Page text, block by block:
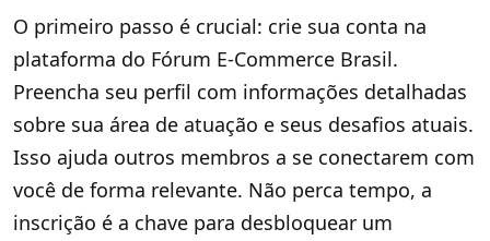
O primeiro passo é crucial: crie sua conta na
plataforma do Fórum E-Commerce Brasil.
Preencha seu perfil com informações detalhadas
sobre sua área de atuação e seus desafios atuais.
Isso ajuda outros membros a se conectarem com
você de forma relevante. Não perca tempo, a
inscrição é a chave para desbloquear um